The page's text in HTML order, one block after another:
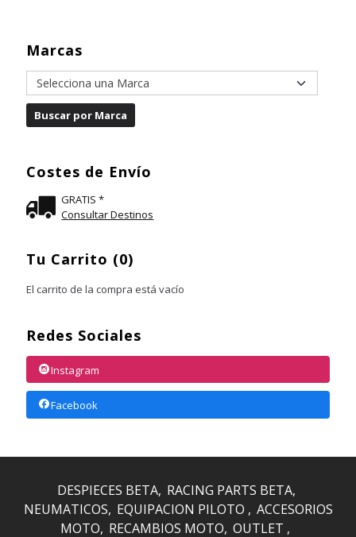
Marcas
Costes de Envío
GRATIS *
Consultar Destinos
Tu Carrito (0)
El carrito de la compra está vacío
Redes Sociales
Instagram
Facebook
DESPIECES BETA RACING PARTS BETA
NEUMATICOS EQUIPACION PILOTO
ACCESORIOS
MOTO RECAMBIOS MOTO OUTLET